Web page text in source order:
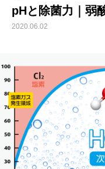
pHと除菌力｜弱
2020.06.02